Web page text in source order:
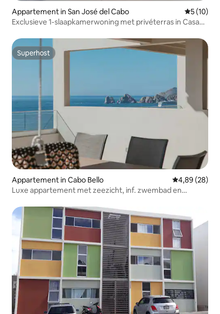
Appartement in San José del Cabo
5 (10)
Exclusieve 1-slaapkamerwoning met privéterras in Casa
Superhost
Superhost
Appartement in Cabo Bello Gemiddelde
4,89 (28)
Luxe appartement met zeezicht, inf. zwembad en